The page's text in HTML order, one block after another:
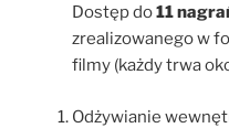
Dostęp do11
zrealizowanego w
filmy (każdy trwa
Odżywianie